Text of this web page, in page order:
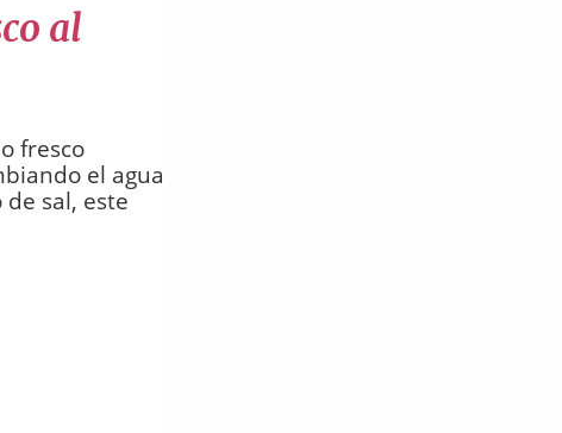
al
fresco
el agua
sal, este